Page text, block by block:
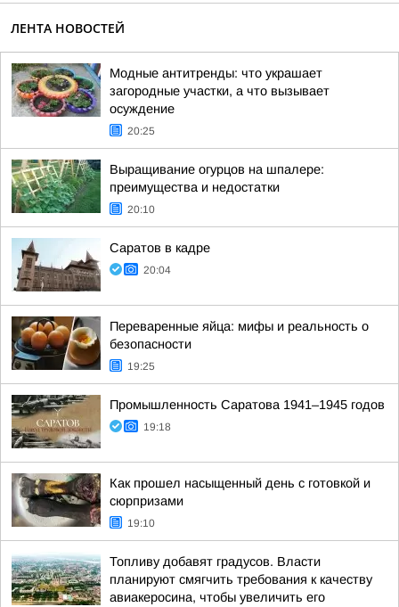
ЛЕНТА НОВОСТЕЙ
Модные антитренды: что украшает
загородные участки, а что вызывает
осуждение
20:25
Выращивание огурцов на шпалере:
преимущества и недостатки
20:10
Саратов в кадре
20:04
Переваренные яйца: мифы и реальность о
безопасности
19:25
Промышленность Саратова 1941–1945 годов
19:18
Как прошел насыщенный день с готовкой и
сюрпризами
19:10
Топливу добавят градусов. Власти
планируют смягчить требования к качеству
авиакеросина, чтобы увеличить его